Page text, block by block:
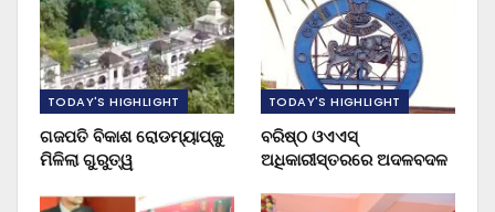
TODAY'S HIGHLIGHT
ଗଜପତି ବିକାଶ ରୋଡମ୍ୟାପ୍‌କୁ
ମିଳିଲା ଗୁରୁତ୍ୱ
TODAY'S HIGHLIGHT
ବରିଷ୍ଠ ଓଏଏସ୍‌
ଅଧିକାରୀସ୍ତରରେ ଅଦଳବଦଳ